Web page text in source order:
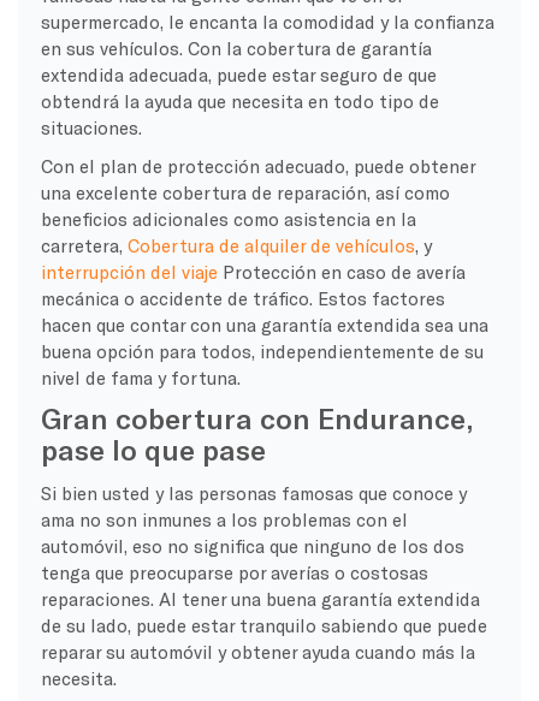
supermercado, le encanta la comodidad y la confianza
en sus vehículos. Con la cobertura de garantía
extendida adecuada, puede estar seguro de que
obtendrá la ayuda que necesita en todo tipo de
situaciones.
Con el plan de protección adecuado, puede obtener
una excelente cobertura de reparación, así como
beneficios adicionales como asistencia en la
carretera, Cobertura de alquiler de vehículos , y
interrupción del viaje Protección en caso de avería
mecánica o accidente de tráfico. Estos factores
hacen que contar con una garantía extendida sea una
buena opción para todos, independientemente de su
nivel de fama y fortuna.
Gran cobertura con Endurance,
pase lo que pase
Si bien usted y las personas famosas que conoce y
ama no son inmunes a los problemas con el
automóvil, eso no significa que ninguno de los dos
tenga que preocuparse por averías o costosas
reparaciones. Al tener una buena garantía extendida
de su lado, puede estar tranquilo sabiendo que puede
reparar su automóvil y obtener ayuda cuando más la
necesita.